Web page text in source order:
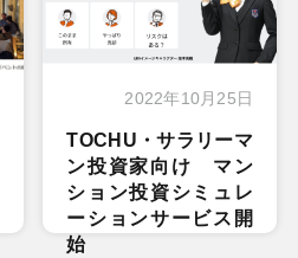
2022年10月25日
TOCHU・サラリーマ
ン投資家向け マン
ション投資シミュレ
ーションサービス開
始